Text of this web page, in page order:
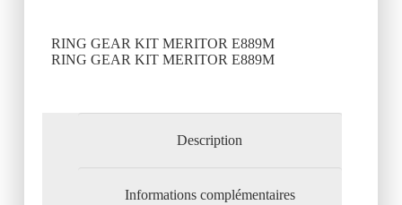
RING GEAR KIT MERITOR E889M
RING GEAR KIT MERITOR E889M
Description
Informations complémentaires